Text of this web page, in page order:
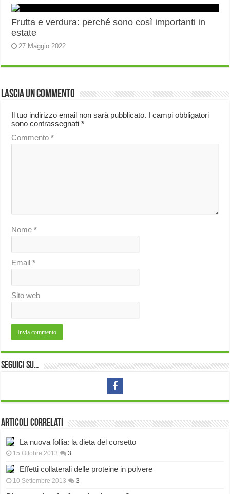
Frutta e verdura: perché sono così importanti in
estate
27 Maggio 2022
Lascia un commento
Il tuo indirizzo email non sarà pubblicato. I campi obbligatori
sono contrassegnati*
Commento*
Nome*
Email*
Sito web
Seguici su…
Articoli correlati
La nuova follia: la dieta del corsetto
15 Ottobre 2013 3
Effetti collaterali delle proteine in polvere
10 Settembre 2013 3